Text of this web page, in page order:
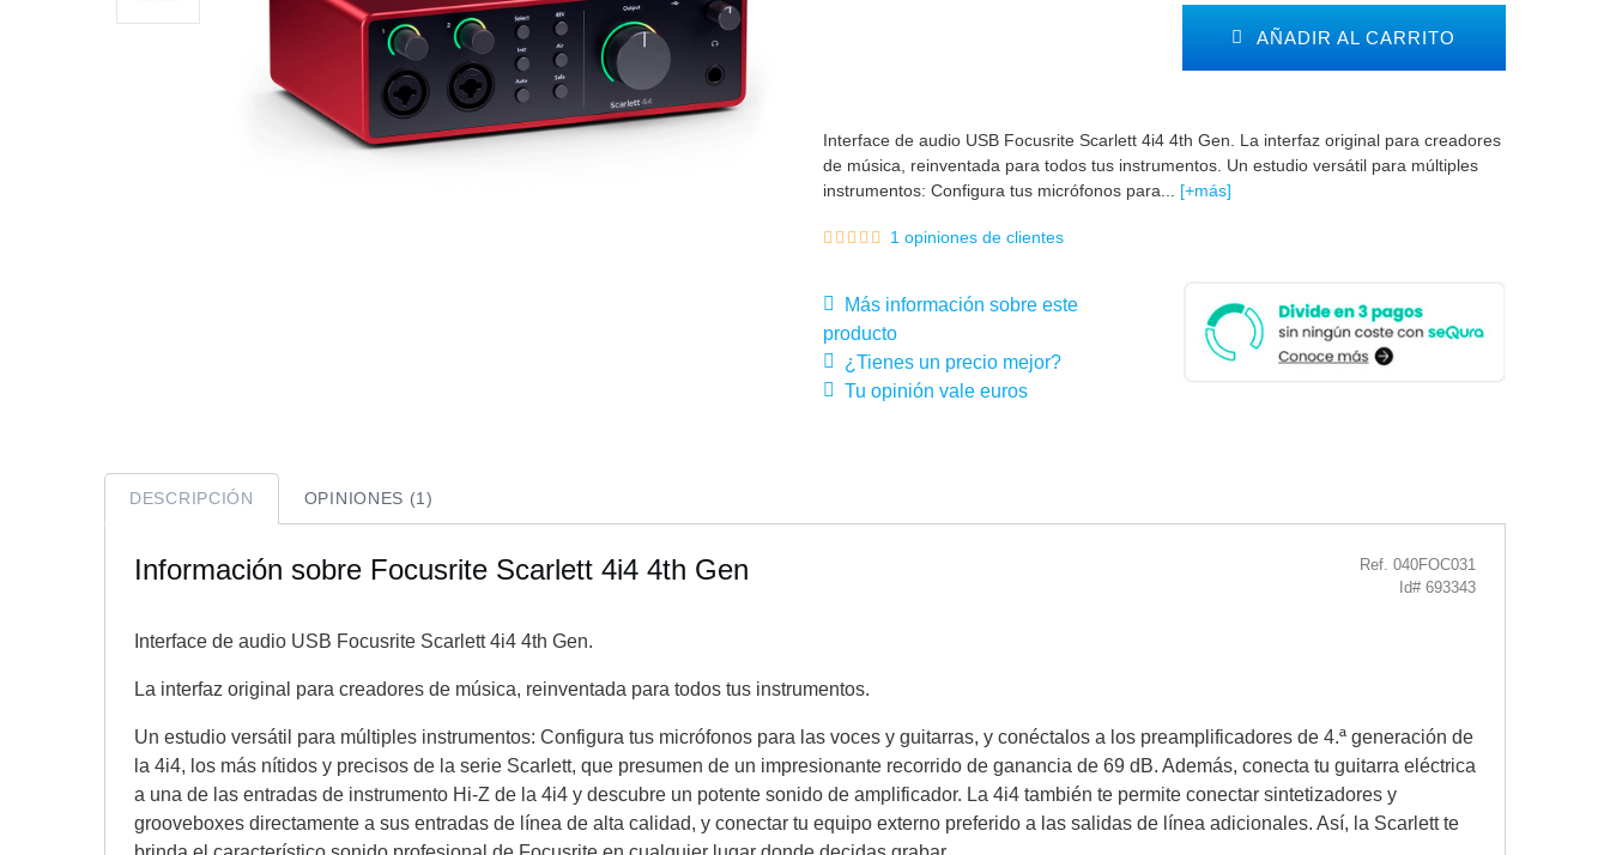
AÑADIR AL CARRITO
Interface de audio USB Focusrite Scarlett 4i4 4th Gen. La interfaz original para creadores
de música, reinventada para todos tus instrumentos. Un estudio versátil para múltiples
instrumentos: Configura tus micrófonos para... [+más]
1 opiniones de clientes
Más información sobre este
producto
¿Tienes un precio mejor?
Tu opinión vale euros
DESCRIPCIÓN OPINIONES (1)
Información sobre Focusrite Scarlett 4i4 4th Gen
Ref. 040FOC031
Id# 693343
Interface de audio USB Focusrite Scarlett 4i4 4th Gen.
La interfaz original para creadores de música, reinventada para todos tus instrumentos.
Un estudio versátil para múltiples instrumentos: Configura tus micrófonos para las voces y guitarras, y conéctalos a los preamplificadores de 4.ª generación de
la 4i4, los más nítidos y precisos de la serie Scarlett, que presumen de un impresionante recorrido de ganancia de 69 dB. Además, conecta tu guitarra eléctrica
a una de las entradas de instrumento Hi-Z de la 4i4 y descubre un potente sonido de amplificador. La 4i4 también te permite conectar sintetizadores y
grooveboxes directamente a sus entradas de línea de alta calidad, y conectar tu equipo externo preferido a las salidas de línea adicionales. Así, la Scarlett te